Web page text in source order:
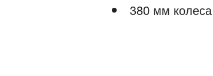
380 мм колеса